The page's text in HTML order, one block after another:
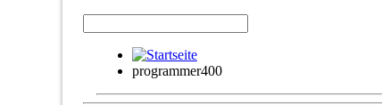
programmer400